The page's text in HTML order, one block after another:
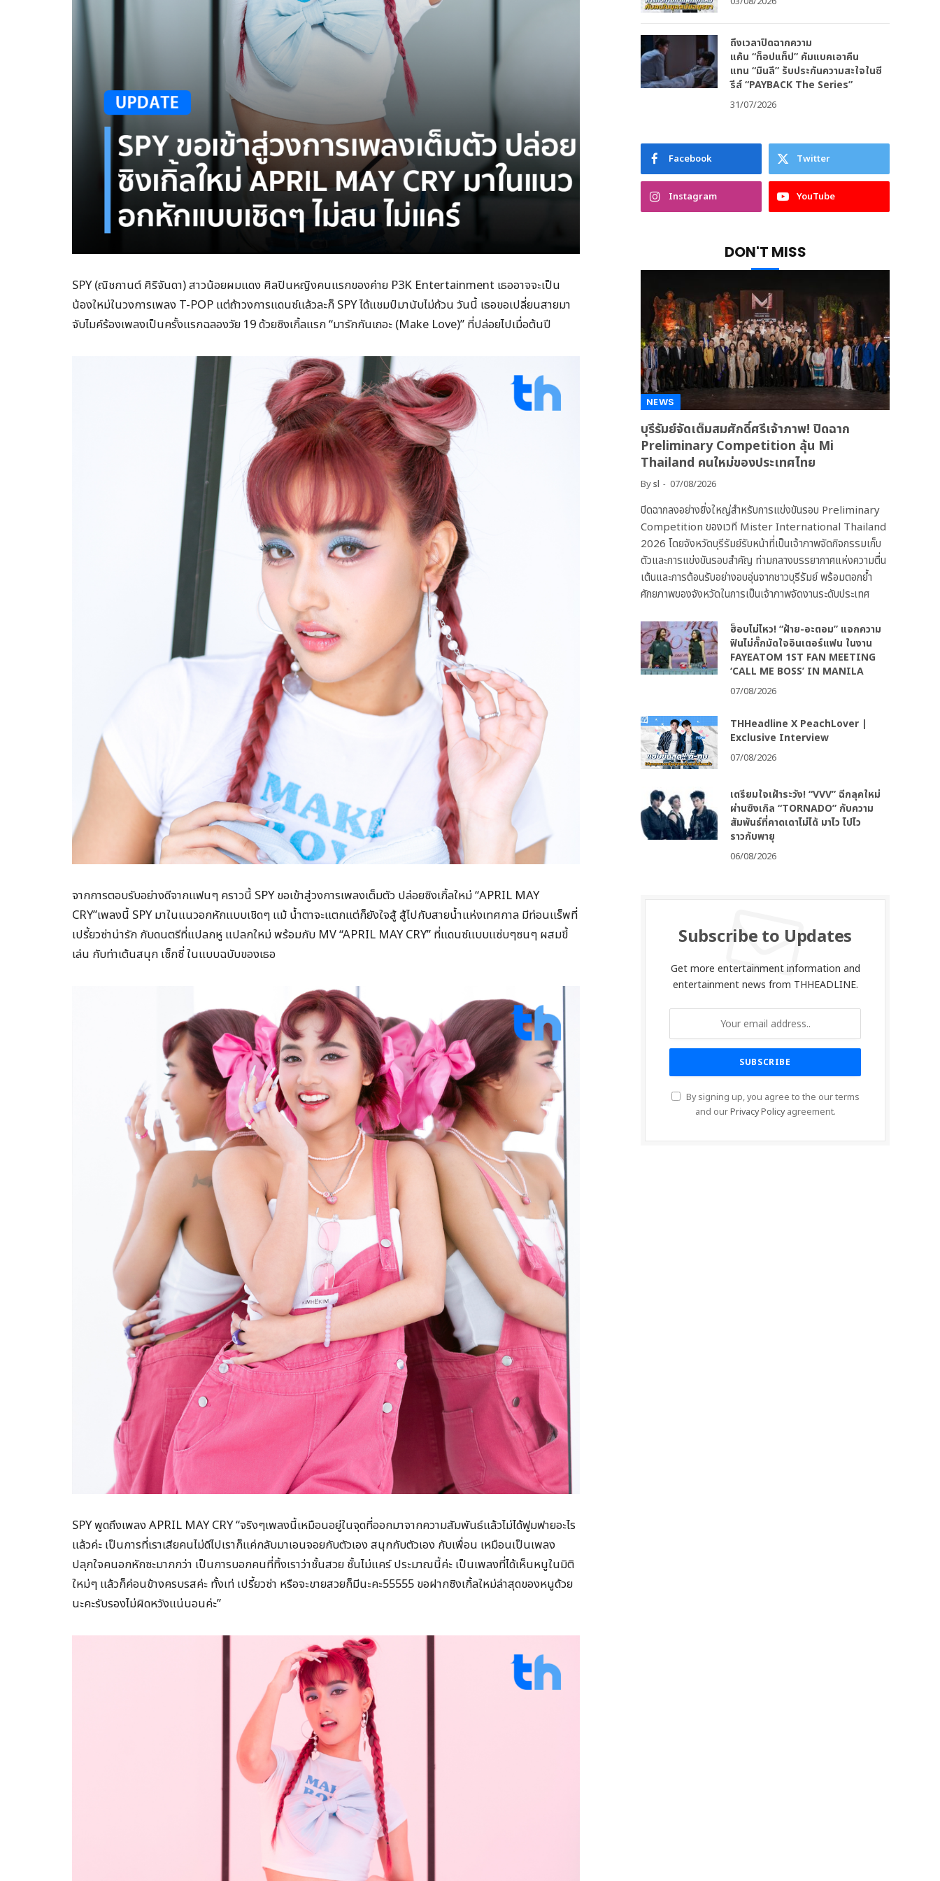
SPY (ณิชกานต์ ศิริจันดา) สาวน้อยผมแดง ศิลปินหญิงคนแรกของค่าย P3K Entertainment เธออาจจะเป็น
น้องใหม่ในวงการเพลง T-POP แต่ถ้าวงการแดนซ์แล้วละก็ SPY ได้แชมป์มานับไม่ถ้วน วันนี้ เธอขอเปลี่ยนสายมา
จับไมค์ร้องเพลงเป็นครั้งแรกฉลองวัย 19 ด้วยซิงเกิ้ลแรก “มารักกันเถอะ (Make Love)” ที่ปล่อยไปเมื่อต้นปี
จากการตอบรับอย่างดีจากแฟนๆ คราวนี้ SPY ขอเข้าสู่วงการเพลงเต็มตัว ปล่อยซิงเกิ้ลใหม่ “APRIL MAY
CRY”เพลงนี้ SPY มาในแนวอกหักแบบเชิดๆ แม้ น้ำตาจะแตกแต่ก็ยังใจสู้ สู้ไปกับสายน้ำแห่งเทศกาล มีท่อนแร็พที่
เปรี้ยวซ่าน่ารัก กับดนตรีที่แปลกหู แปลกใหม่ พร้อมกับ MV “APRIL MAY CRY” ที่แดนซ์แบบแซ่บๆซนๆ ผสมขี้
เล่น กับท่าเต้นสนุก เซ็กซี่ ในแบบฉบับของเธอ
SPY พูดถึงเพลง APRIL MAY CRY “จริงๆเพลงนี้เหมือนอยู่ในจุดที่ออกมาจากความสัมพันธ์แล้วไม่ได้ฟูมฟายอะไร
แล้วค่ะ เป็นการที่เราเสียคนไม่ดีไปเราก็แค่กลับมาเอนจอยกับตัวเอง สนุกกับตัวเอง กับเพื่อน เหมือนเป็นเพลง
ปลุกใจคนอกหักซะมากกว่า เป็นการบอกคนที่ทิ้งเราว่าชั้นสวย ชั้นไม่แคร์ ประมาณนี้ค่ะ เป็นเพลงที่ได้เห็นหนูในมิติ
ใหม่ๆ แล้วก็ค่อนข้างครบรสค่ะ ทั้งเท่ เปรี้ยวซ่า หรือจะขายสวยก็มีนะคะ55555 ขอฝากซิงเกิ้ลใหม่ล่าสุดของหนูด้วย
นะคะรับรองไม่ผิดหวังแน่นอนค่ะ”
ถึงเวลาปิดฉากความ
แค้น “ท็อปแท็ป” คัมแบคเอาคืน
แทน “มินลี” รับประกันความสะใจในซี
รีส์ “PAYBACK The Series”
31/07/2026
Facebook Twitter
Instagram YouTube
DON'T MISS
NEWS
บุรีรัมย์จัดเต็มสมศักดิ์ศรีเจ้าภาพ! ปิดฉาก
Preliminary Competition ลุ้น Mi
Thailand คนใหม่ของประเทศไทย
Bysl 07/08/2026
ปิดฉากลงอย่างยิ่งใหญ่สำหรับการแข่งขันรอบ Preliminary
Competition ของเวที Mister International Thailand
2026 โดยจังหวัดบุรีรัมย์รับหน้าที่เป็นเจ้าภาพจัดกิจกรรมเก็บ
ตัวและการแข่งขันรอบสำคัญ ท่ามกลางบรรยากาศแห่งความตื่น
เต้นและการต้อนรับอย่างอบอุ่นจากชาวบุรีรัมย์ พร้อมตอกย้ำ
ศักยภาพของจังหวัดในการเป็นเจ้าภาพจัดงานระดับประเทศ
ฮ็อบไม่ไหว! “ฝ้าย-อะตอม” แจกความ
ฟินไม่กั๊กมัดใจอินเตอร์แฟน ในงาน
FAYEATOM 1ST FAN MEETING
‘CALL ME BOSS’ IN MANILA
07/08/2026
THHeadline X PeachLover |
Exclusive Interview
07/08/2026
เตรียมใจเฝ้าระวัง! “VVV” ฉีกลุคใหม่
ผ่านซิงเกิล “TORNADO” กับความ
สัมพันธ์ที่คาดเดาไม่ได้ มาไว ไปไว
ราวกับพายุ
06/08/2026
Subscribe to Updates
Get more entertainment information and
entertainment news from THHEADLINE.
By signing up, you agree to the our terms
and ourPrivacy Policyagreement.